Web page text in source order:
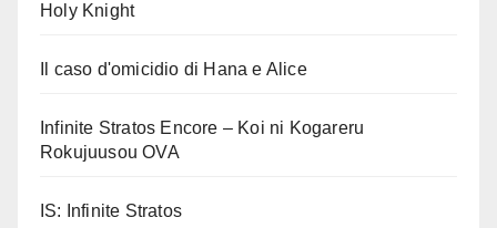
Holy Knight
Il caso d'omicidio di Hana e Alice
Infinite Stratos Encore – Koi ni Kogareru
Rokujuusou OVA
IS: Infinite Stratos